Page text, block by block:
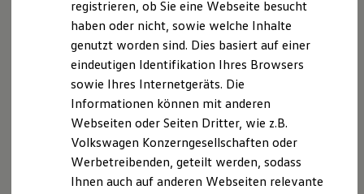
Unser Ansatz
Klimafreundlicher Strom
Reichweite & Ladelösungen
Reichweitensimulator
Ladezeitensimulator
Ladelösungen für Privatkunden
Ladelösungen für Gewerbekunden
Wallbox und Ladekabel
Förderung & Kosten der Elektrofahrzeuge
Fördermöglichkeiten für Privatkunden
Fördermöglichkeiten für Gewerbekunden
Daten
Unsere Webseite bietet Ihnen verschiedene
Angebote, die wir Ihnen in Bezug auf dabei durch uns
verarbeitete personenbezogene Daten im Folgenden
näher erläutern möchten. Bei der Datenverarbeitung
im Zusammenhang mit unserer Webseite unterstützt
uns die Volkswagen Deutschland GmbH und Co. KG als
Auftragsverarbeiterin.
Kontaktformular
registrieren, ob Sie eine Webseite besucht
haben oder nicht, sowie welche Inhalte
genutzt worden sind. Dies basiert auf einer
eindeutigen Identifikation Ihres Browsers
sowie Ihres Internetgeräts. Die
Informationen können mit anderen
Webseiten oder Seiten Dritter, wie z.B.
Volkswagen Konzerngesellschaften oder
Werbetreibenden, geteilt werden, sodass
Ihnen auch auf anderen Webseiten relevante